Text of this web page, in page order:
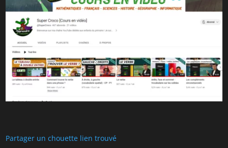
Partager un chouette lien trouvé